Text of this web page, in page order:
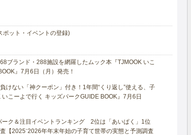
ポット・イベントの登録)
ブランド・288施設を網羅したムック本『TJMOOK いこ
』7月6日（月）発売！
けない「神クーポン」付き！1年間“くり返し”使える、子
こーよで行く キッズパークGUIDE BOOK』7月6日
ク＆注目イベントランキング 2位は「あいぱく」1位
【2025⁻2026年年末年始の子育て世帯の実態と予測調査